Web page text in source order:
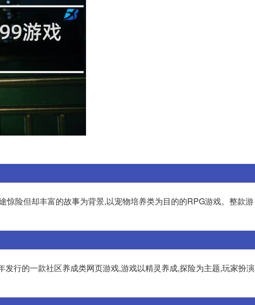
险但却丰富的故事为背景,以宠物培养类为目的的RPG游戏。整款游
行的一款社区养成类网页游戏,游戏以精灵养成,探险为主题,玩家扮演